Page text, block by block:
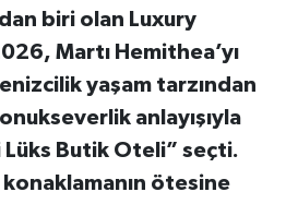
biri olan Luxury
Martı Hemithea’yı
yaşam tarzından
anlayışıyla
Lüks Butik Oteli” seçti.
ötesine